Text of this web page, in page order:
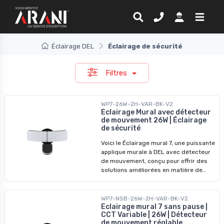
Éclairage DEL Éclairage de sécurité
Filtres
WP7-26W-2H-VAR-BK-V2
Éclairage Mural avec détecteur
de mouvement 26W | Éclairage
de sécurité
Voici le Éclairage mural 7, une puissante
applique murale à DEL avec détecteur
de mouvement, conçu pour offrir des
solutions améliorées en matière de
intégré, d'un contrôle de la lumière et
d'une fonction de veille de 15 lux. Grâce
à sa source lumineuse à haute
WP7-NSB-26W-2H-VAR-BK-V2
Éclairage mural 7 sans pause |
CCT Variable | 26W | Détecteur